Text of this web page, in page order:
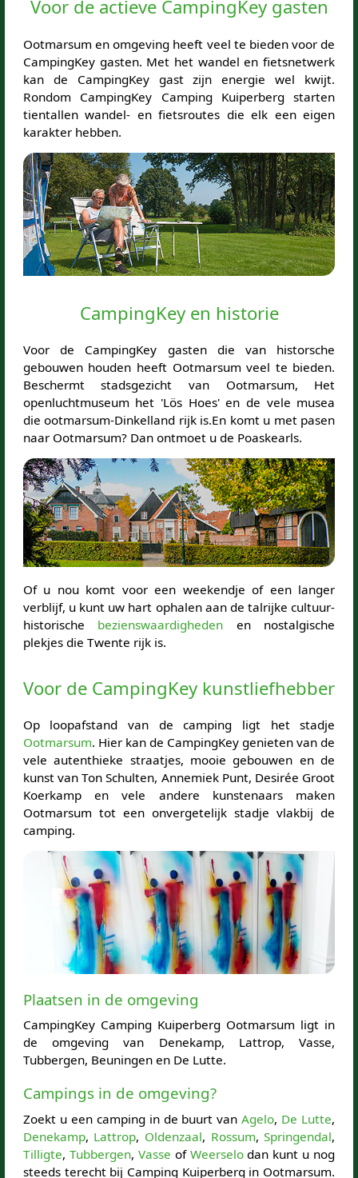
Voor de actieve CampingKey gasten
Ootmarsum en omgeving heeft veel te bieden voor de
CampingKey gasten. Met het wandel en fietsnetwerk
kan de CampingKey gast zijn energie wel kwijt.
Rondom CampingKey Camping Kuiperberg starten
tientallen wandel- en fietsroutes die elk een eigen
karakter hebben.
CampingKey en historie
Voor de CampingKey gasten die van historsche
gebouwen houden heeft Ootmarsum veel te bieden.
Beschermt stadsgezicht van Ootmarsum, Het
openluchtmuseum het 'Lös Hoes' en de vele musea
die ootmarsum-Dinkelland rijk is.En komt u met pasen
naar Ootmarsum? Dan ontmoet u de Poaskearls.
Of u nou komt voor een weekendje of een langer
verblijf, u kunt uw hart ophalen aan de talrijke cultuur-
historische bezienswaardigheden en nostalgische
plekjes die Twente rijk is.
Voor de CampingKey kunstliefhebber
Op loopafstand van de camping ligt het stadje
Ootmarsum. Hier kan de CampingKey genieten van de
vele autenthieke straatjes, mooie gebouwen en de
kunst van Ton Schulten, Annemiek Punt, Desirée Groot
Koerkamp en vele andere kunstenaars maken
Ootmarsum tot een onvergetelijk stadje vlakbij de
camping.
Plaatsen in de omgeving
CampingKey Camping Kuiperberg Ootmarsum ligt in
de omgeving van Denekamp, Lattrop, Vasse,
Tubbergen, Beuningen en De Lutte.
Campings in de omgeving?
Zoekt u een camping in de buurt vanAgelo, De Lutte,
Denekamp, Lattrop, Oldenzaal, Rossum,Springendal,
Tilligte, Tubbergen, Vasse of Weerselodan kunt u nog
steeds terecht bij Camping Kuiperberg in Ootmarsum.